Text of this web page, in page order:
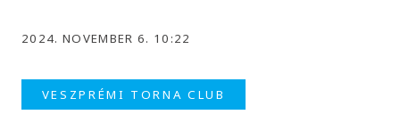
2024. NOVEMBER 6. 10:22
VESZPRÉMI TORNA CLUB